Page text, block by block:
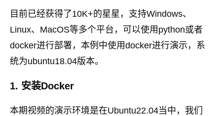
目前已经获得了10K+的星星，支持Windows、
Linux、MacOS等多个平台，可以使用python或者
docker进行部署，本例中使用docker进行演示，系
统为ubuntu18.04版本。
1. 安装Docker
本期视频的演示环境是在Ubuntu22.04当中，我们